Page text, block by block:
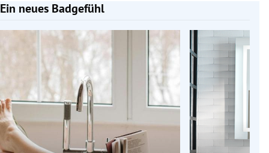
Ein neues Badgefühl
Slide 1 von 5